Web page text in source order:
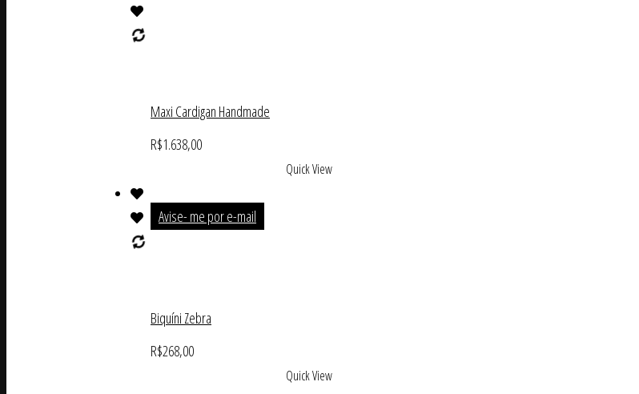
Maxi Cardigan Handmade
R$1.638,00
Avise- me por e-mail
Quick View
Biquíni Zebra
R$268,00
Quick View